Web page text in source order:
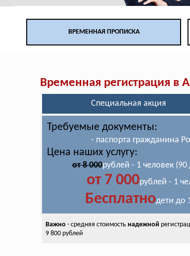
ВРЕМЕННАЯ ПРОПИСКА
Временная регистрация в
Специальная акция
Требуемые документы:
- паспорта гражданина
Цена наших услугу:
от 8 000рублей - 1 человек (90
от 7 000рублей - 1
Бесплатнодети до
Важно - средняя стоимость надежной
9 800 рублей